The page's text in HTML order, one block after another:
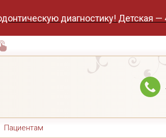
диагностику! Детская — 4200
Пациентам